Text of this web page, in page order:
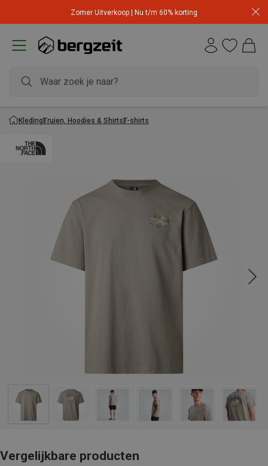
Zomer Uitverkoop | Nu t/m 60% korting
KledingTruien, Hoodies & ShirtsT-shirts
Vergelijkbare producten